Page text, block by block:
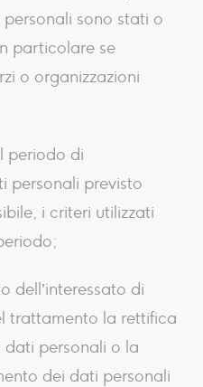
sono stati o
particolare se
o organizzazioni
periodo di
personali previsto
i criteri utilizzati
dell’interessato di
trattamento la rettifica
dati personali o la
dei dati personali